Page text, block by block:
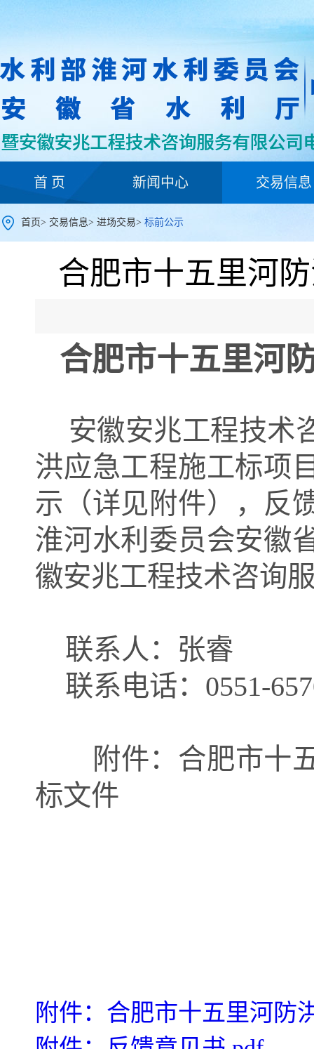
首 页 新闻中心 交易信息
首页> 交易信息> 进场交易> 标前公示
合肥市十五里河
合肥市十五里河
安徽安兆工程技术
洪应急工程施工标项
示（详见附件）， 反
淮河水利委员会安徽
徽安兆工程技术咨询
联系人：张睿
联系电话： 0551-
附件：合肥市十
标文件
附件：合肥市十五里河防